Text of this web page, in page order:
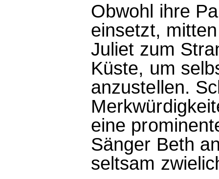
Obwohl ihre
einsetzt,
Juliet zum
Küste, um
anzustellen.
eine
Sänger Beth
seltsam